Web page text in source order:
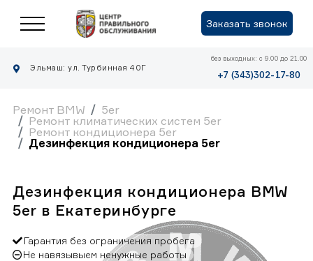
Заказать звонок
Эльмаш: ул. Турбинная 40Г
без выходных: с 9.00 до 21.00
+7 (343)302-17-80
Ремонт BMW
5er
Ремонт климатических систем 5er
Ремонт кондиционера 5er
Дезинфекция кондиционера 5er
Дезинфекция кондиционера BMW
5er в Екатеринбурге
Гарантия без ограничения пробега
Не навязывыем ненужные работы